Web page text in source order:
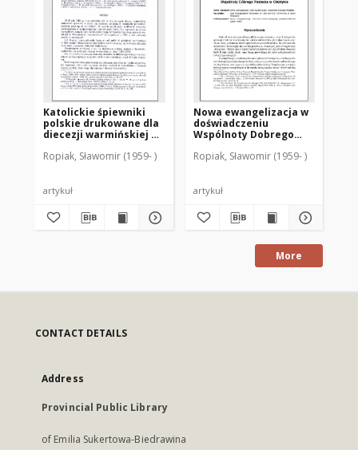
Katolickie śpiewniki
polskie drukowane dla
diecezji warmińskiej w
Ropiak, Sławomir (1959- )
artykuł
Nowa ewangelizacja w
doświadczeniu
Wspólnoty Dobrego
Ropiak, Sławomir (1959- )
artykuł
More
CONTACT DETAILS
Address
Provincial Public Library
of Emilia Sukertowa-Biedrawina